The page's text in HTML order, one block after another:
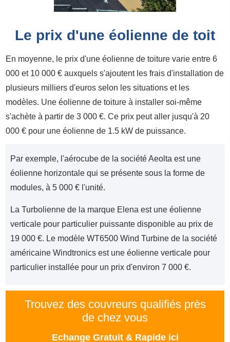
Le prix d'une éolienne de toit
En moyenne, le prix d'une éolienne de toiture varie entre 6
000 et 10 000 € auxquels s'ajoutent les frais d'installation de
plusieurs milliers d'euros selon les situations et les
modèles. Une éolienne de toiture à installer soi-même
s'achète à partir de 3 000 €. Ce prix peut aller jusqu'à 20
000 € pour une éolienne de 1.5 kW de puissance.
Par exemple, l'aérocube de la société Aeolta est une
éolienne horizontale qui se présente sous la forme de
modules, à 5 000 € l'unité.
La Turbolienne de la marque Elena est une éolienne
verticale pour particulier puissante disponible au prix de
19 000 €. Le modèle WT6500 Wind Turbine de la société
américaine Windtronics est une éolienne verticale pour
particulier installée pour un prix d'environ 7 000 €.
Trouvez des couvreurs qualifiés près
de chez vous
Echange Gratuit & Rapide ici